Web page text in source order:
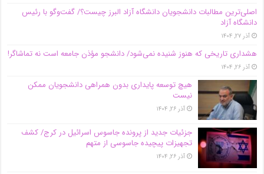
اصلی‌ترین مطالبات دانشجویان دانشگاه آزاد البرز چیست؟/ گفت‌وگو با رئیس
دانشگاه آز‌اد
آذر ۲۷, ۱۴۰۴
هشداری تاریخی که هنوز شنیده نمی‌شود/ دانشجو مؤذن جامعه است نه تماشاگر!
آذر ۲۶, ۱۴۰۴
هیچ توسعه پایداری بدون همراهی دانشجویان ممکن
نیست
آذر ۲۶, ۱۴۰۴
جزئیات جدید از پرونده جاسوس اسرائیل در کرج/‌ کشف
تجهیزات پیچیده جاسوسی از متهم
آذر ۲۶, ۱۴۰۴